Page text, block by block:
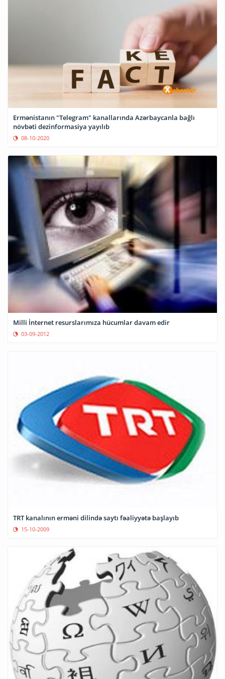
Ermənistanın "Telegram" kanallarında Azərbaycanla bağlı
növbəti dezinformasiya yayılıb
08-10-2020
Milli İnternet resurslarımıza hücumlar davam edir
03-09-2012
TRT kanalının erməni dilində saytı fəaliyyətə başlayıb
15-10-2009